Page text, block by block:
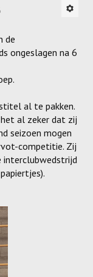
de
ongeslagen na 6
al te pakken.
al zeker dat zij
seizoen mogen
competitie. Zij
interclubwedstrijd